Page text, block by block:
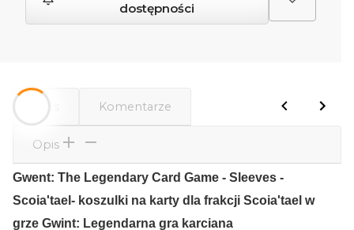
dostępności
Komentarze
Opis
Gwent: The Legendary Card Game - Sleeves -
Scoia'tael- koszulki na karty dla frakcji Scoia'tael w
grze Gwint: Legendarna gra karciana